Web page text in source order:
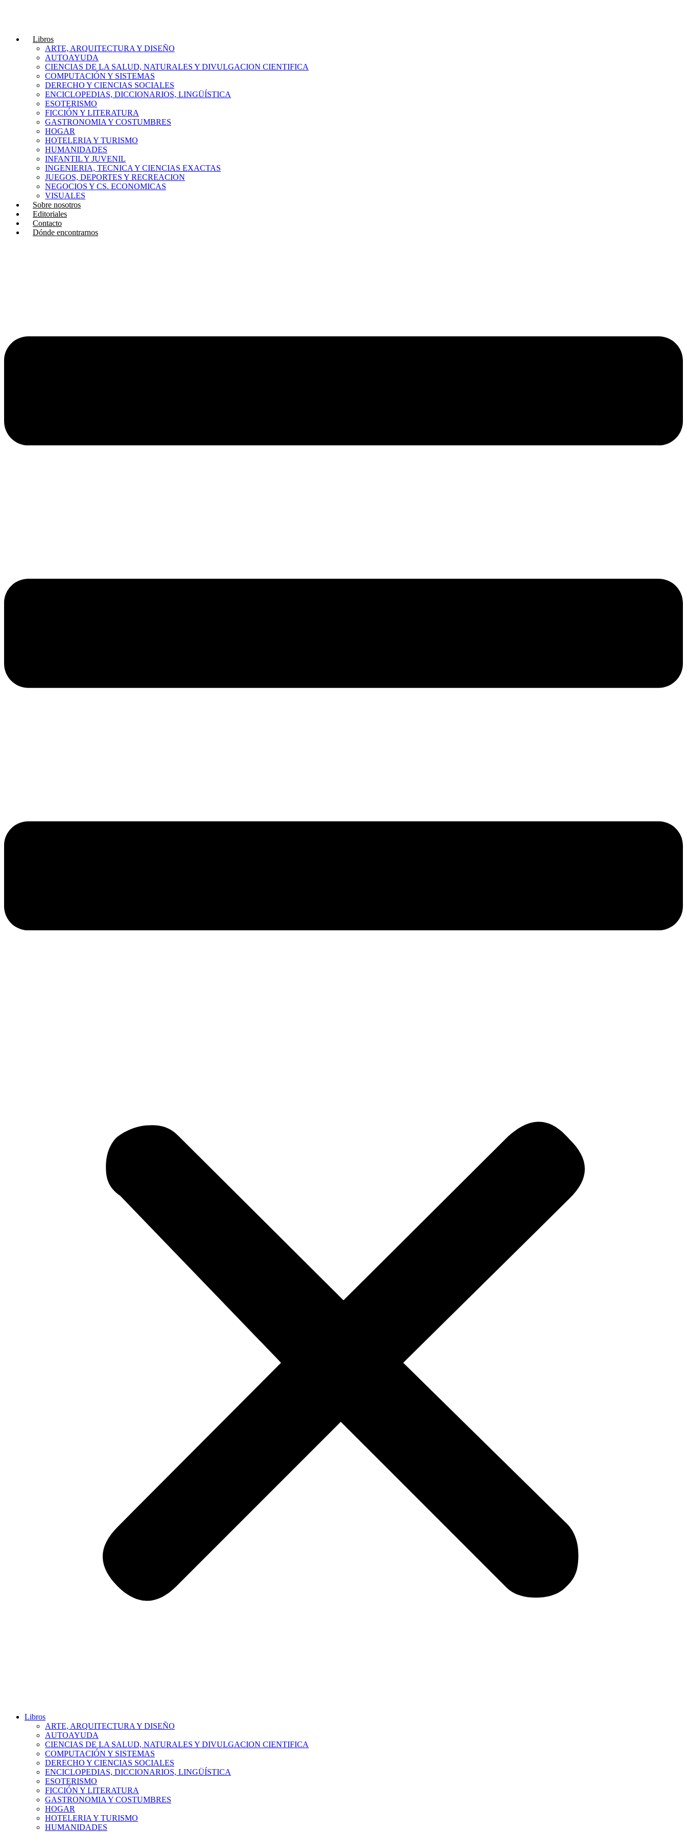
Libros
ARTE, ARQUITECTURA Y DISEÑO
AUTOAYUDA
CIENCIAS DE LA SALUD, NATURALES Y DIVULGACION CIENTIFICA
COMPUTACIÓN Y SISTEMAS
DERECHO Y CIENCIAS SOCIALES
ENCICLOPEDIAS, DICCIONARIOS, LINGÜÍSTICA
ESOTERISMO
FICCIÓN Y LITERATURA
GASTRONOMIA Y COSTUMBRES
HOGAR
HOTELERIA Y TURISMO
HUMANIDADES
INFANTIL Y JUVENIL
INGENIERIA, TECNICA Y CIENCIAS EXACTAS
JUEGOS, DEPORTES Y RECREACION
NEGOCIOS Y CS. ECONOMICAS
VISUALES
Sobre nosotros
Editoriales
Contacto
Dónde encontrarnos
Libros
ARTE, ARQUITECTURA Y DISEÑO
AUTOAYUDA
CIENCIAS DE LA SALUD, NATURALES Y DIVULGACION CIENTIFICA
COMPUTACIÓN Y SISTEMAS
DERECHO Y CIENCIAS SOCIALES
ENCICLOPEDIAS, DICCIONARIOS, LINGÜÍSTICA
ESOTERISMO
FICCIÓN Y LITERATURA
GASTRONOMIA Y COSTUMBRES
HOGAR
HOTELERIA Y TURISMO
HUMANIDADES